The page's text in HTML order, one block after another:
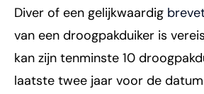
Diver of een gelijkwaardig
van een droogpakduiker is
kan zijn tenminste 10
laatste twee jaar voor de